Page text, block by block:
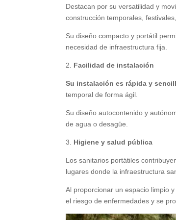
Destacan por su versatilidad y
construcción temporales,
Su diseño compacto y portátil
necesidad de infraestructura fija.
2. Facilidad de instalación
Su instalación es rápida y
temporal de forma ágil.
Su diseño autocontenido y
de agua o desagüe.
3. Higiene y salud pública
Los sanitarios portátiles
lugares donde la infraestructura
Al proporcionar un espacio limpio
el riesgo de enfermedades y se